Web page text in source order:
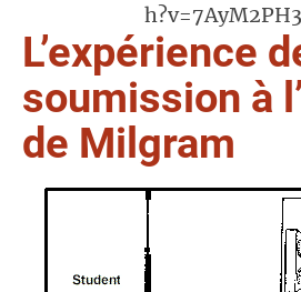
L’expérience
soumission à
de Milgram